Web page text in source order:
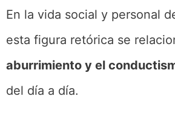
En la vida social y personal
esta figura retórica se
aburrimiento y el
del día a día.